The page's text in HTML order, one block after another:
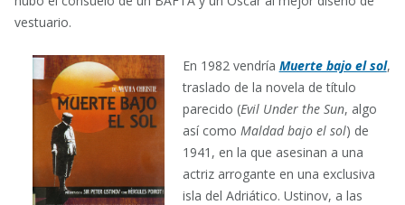
vestuario.
En 1982 vendría Muerte bajo el sol,
traslado de la novela de título
parecido (Evil Under the Sun, algo
así como Maldad bajo el sol) de
1941, en la que asesinan a una
actriz arrogante en una exclusiva
isla del Adriático. Ustinov, a las